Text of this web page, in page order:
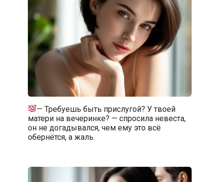
— Требуешь быть прислугой? У твоей
матери на вечеринке? — спросила невеста,
он не догадывался, чем ему это всё
обернётся, а жаль.